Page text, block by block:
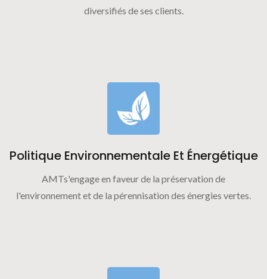
diversifiés de ses clients.
Politique Environnementale Et Énergétique
AMTs'engage en faveur de la préservation de
l'environnement et de la pérennisation des énergies vertes.